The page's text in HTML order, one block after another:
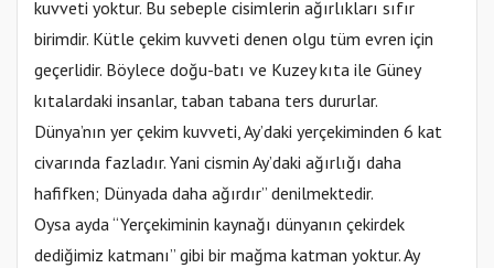
kuvveti yoktur. Bu sebeple cisimlerin ağırlıkları sıfır
birimdir. Kütle çekim kuvveti denen olgu tüm evren için
geçerlidir. Böylece doğu-batı ve Kuzey kıta ile Güney
kıtalardaki insanlar, taban tabana ters dururlar.
Dünya’nın yer çekim kuvveti, Ay’daki yerçekiminden 6 kat
civarında fazladır. Yani cismin Ay’daki ağırlığı daha
hafifken; Dünyada daha ağırdır” denilmektedir.
Oysa ayda “Yerçekiminin kaynağı dünyanın çekirdek
dediğimiz katmanı” gibi bir mağma katman yoktur. Ay